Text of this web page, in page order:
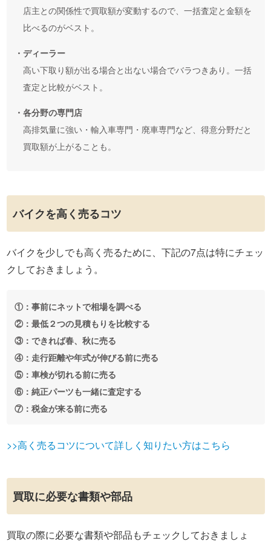
店主との関係性で買取額が変動するので、一括査定と金額を
比べるのがベスト。
・ディーラー
高い下取り額が出る場合と出ない場合でバラつきあり。一括
査定と比較がベスト。
・各分野の専門店
高排気量に強い・輸入車専門・廃車専門など、得意分野だと
買取額が上がることも。
バイクを高く売るコツ
バイクを少しでも高く売るために、下記の7点は特にチェッ
クしておきましょう。
①：事前にネットで相場を調べる
②：最低２つの見積もりを比較する
③：できれば春、秋に売る
④：走行距離や年式が伸びる前に売る
⑤：車検が切れる前に売る
⑥：純正パーツも一緒に査定する
⑦：税金が来る前に売る
>>高く売るコツについて詳しく知りたい方はこちら
買取に必要な書類や部品
買取の際に必要な書類や部品もチェックしておきましょ